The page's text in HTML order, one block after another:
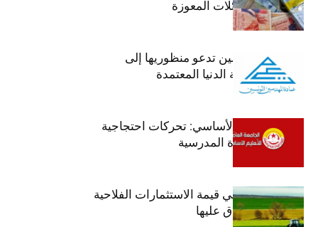
صرف منح العائلات المعوزة
عمادة المهندسين تدعو منظوريها إلى
احترام التعريفة الدنيا المعتمدة
جامعة التعليم الأساسي: تحركات احتجاجية
تزامنا مع العودة المدرسية
ارتفاع بـ15% في قيمة الاستثمارات الفلاحية
الخاصة المصادق عليها